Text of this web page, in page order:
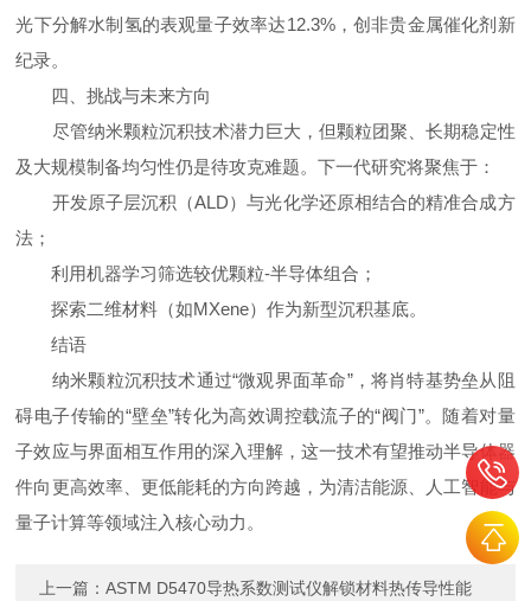
光下分解水制氢的表观量子效率达12.3%，创非贵金属催化剂新
纪录。
四、挑战与未来方向
尽管纳米颗粒沉积技术潜力巨大，但颗粒团聚、长期稳定性
及大规模制备均匀性仍是待攻克难题。下一代研究将聚焦于：
开发原子层沉积（ALD）与光化学还原相结合的精准合成方
法；
利用机器学习筛选较优颗粒-半导体组合；
探索二维材料（如MXene）作为新型沉积基底。
结语
纳米颗粒沉积技术通过“微观界面革命”，将肖特基势垒从阻
碍电子传输的“壁垒”转化为高效调控载流子的“阀门”。随着对量
子效应与界面相互作用的深入理解，这一技术有望推动半导体器
件向更高效率、更低能耗的方向跨越，为清洁能源、人工智能与
量子计算等领域注入核心动力。
上一篇：ASTM D5470导热系数测试仪解锁材料热传导性能